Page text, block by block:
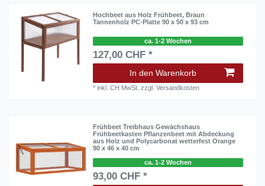
Hochbeet aus Holz Frühbeet, Braun
Tannenholz PC-Platte 90 x 50 x 93 cm
ca. 1-2 Wochen
127,00 CHF *
In den Warenkorb
*inkl. CH MwSt. zzgl.Versandkosten
Frühbeet Treibhaus Gewächshaus
Frühbeetkasten Pflanzenbeet mit Abdeckung
aus Holz und Polycarbonat wetterfest Orange
90 x 46 x 40 cm
ca. 1-2 Wochen
93,00 CHF *